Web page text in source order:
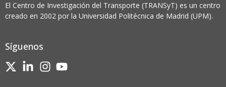
El Centro de Investigación del Transporte (TRANSyT) es un centro
creado en 2002 por la Universidad Politécnica de Madrid (UPM).
Síguenos